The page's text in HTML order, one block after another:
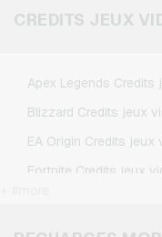
Kennzeichengenerator
CREDITS JEUX
Apex Legends Credits
Blizzard Credits jeux
EA Origin Credits jeux
Fortnite Credits jeux
Minecraft Credits jeux